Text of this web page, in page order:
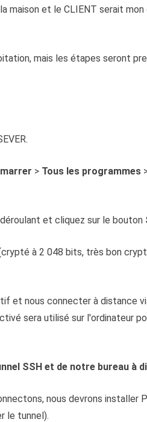
maison et le CLIENT serait
mais les étapes seront
> Tous les programmes
et cliquez sur le bouton
à 2 048 bits, très bon
et nous connecter à distance
sera utilisé sur l'ordinateur
SSH et de notre bureau à
nous devrons installer
le tunnel).